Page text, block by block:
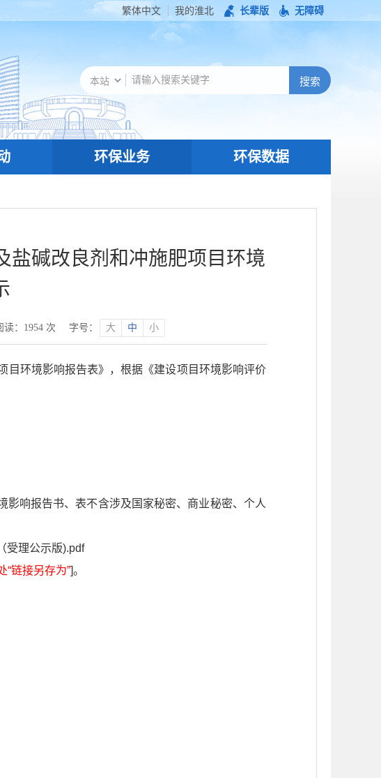
繁体中文 我的淮北 长辈版 无障碍
环保业务 环保数据
盐碱改良剂和冲施肥项目环境
读： 1954次 字号： 大 中 小
目环境影响报告表》，根据《建设项目环境影响评价
响报告书、表不含涉及国家秘密、商业秘密、个人
受理公示版).pdf
“链接另存为”]。